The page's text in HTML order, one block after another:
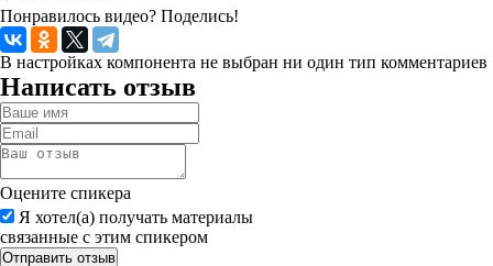
Понравилось видео? Поделись!
В настройках компонента не выбран ни один тип комментариев
Написать отзыв
Оцените спикера
Я хотел(а) получать материалы
связанные с этим спикером